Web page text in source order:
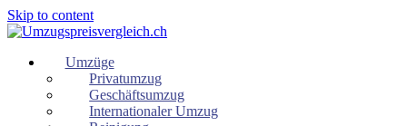
Skip to content
Umzüge
Privatumzug
Geschäftsumzug
Internationaler Umzug